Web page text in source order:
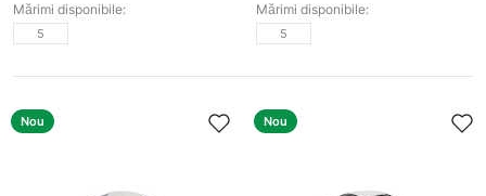
Mărimi disponibile:
5
Mărimi disponibile:
5
Nou Nou